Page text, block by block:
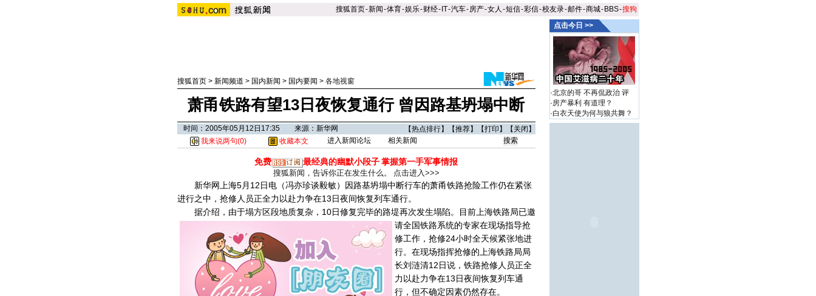
搜狐首页-新闻-体育-娱乐-财经- IT-汽车-房产-女人 -短信-彩信-校友录-邮件-商城- BBS-搜狗
搜狐首页> 新闻频道 > 国内新闻 > 国内要闻 > 各地视窗
萧甬铁路有望13日夜恢复通行 曾因路基坍塌中断
时间：2005年05月12日17:35 来源：新华网 【热点排行】【推荐】【打印 】【 关闭 】
我来说两句(0) 收藏本文 进入新闻论坛 相关新闻
免费 最经典的幽默小段子掌握第一手军事情报
搜狐新闻，告诉你正在发生什么。 点击进入>>>
新华网上海5月12日电（冯亦珍谈毅敏）因路基坍塌中断行车的萧甬铁路抢险工作仍在紧张
进行之中，抢修人员正全力以赴力争在13日夜间恢复列车通行。
据介绍，由于塌方区段地质复杂，10日修复完毕的路堤再次发生塌陷。
目前上海铁路局已邀
请全国铁路系统的专家在现场指导抢
修工作，抢修24小时全天候紧张地进
行。在现场指挥抢修的上海铁路局局
长刘涟清12日说，铁路抢修人员正全
力以赴力争在13日夜间恢复列车通
行，但不确定因素仍然存在。
点击今日 >>
·北京的哥 不再侃政治 评
·房产暴利 有道理？
·白衣天使为何与狼共舞？